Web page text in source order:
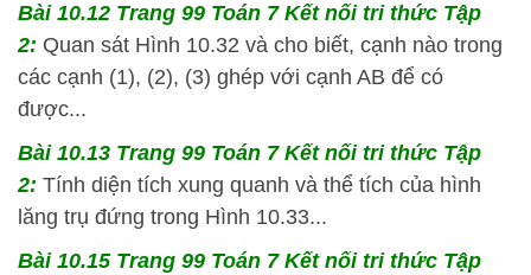
Bài 10.12 Trang 99 Toán 7 Kết nối tri thức Tập
2: Quan sát Hình 10.32 và cho biết, cạnh nào trong
các cạnh (1), (2), (3) ghép với cạnh AB để có
được...
Bài 10.13 Trang 99 Toán 7 Kết nối tri thức Tập
2: Tính diện tích xung quanh và thể tích của hình
lăng trụ đứng trong Hình 10.33...
Bài 10.15 Trang 99 Toán 7 Kết nối tri thức Tập